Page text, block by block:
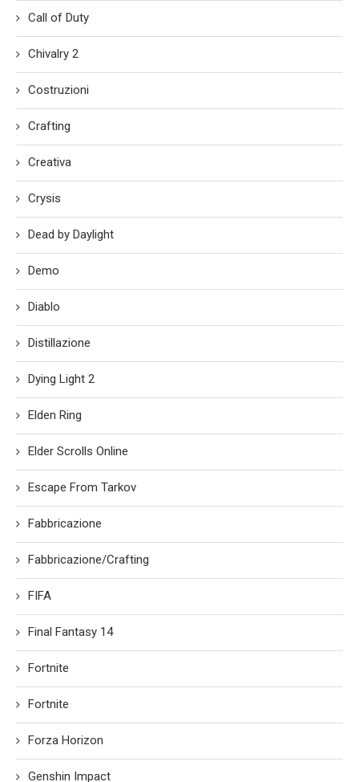
Call of Duty
Chivalry 2
Costruzioni
Crafting
Creativa
Crysis
Dead by Daylight
Demo
Diablo
Distillazione
Dying Light 2
Elden Ring
Elder Scrolls Online
Escape From Tarkov
Fabbricazione
Fabbricazione/Crafting
FIFA
Final Fantasy 14
Fortnite
Fortnite
Forza Horizon
Genshin Impact